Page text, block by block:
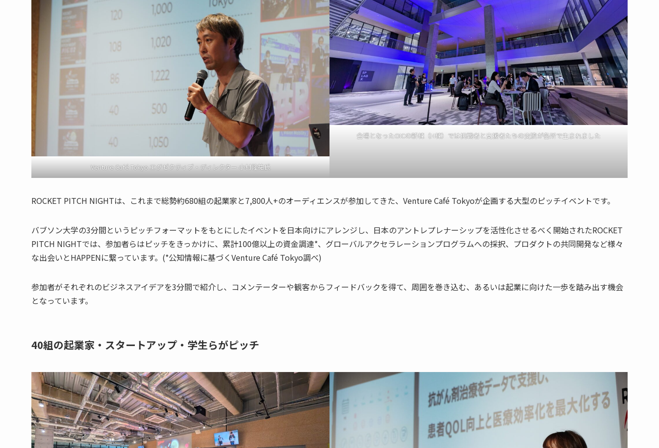
Venture Café Tokyo エグゼクティブ・ディレクター 小村隆祐氏
会場となったOICの新棟（H棟）では挑戦者と支援者たちの交流が各所で生まれました
ROCKET PITCH NIGHTは、これまで総勢約680組の起業家と7,800人+のオーディエンスが参加してきた、Venture Café Tokyoが企画する大型のピッチイベントです。
バブソン大学の3分間というピッチフォーマットをもとにしたイベントを日本向けにアレンジし、日本のアントレプレナーシップを活性化させるべく開始されたROCKET
PITCH NIGHTでは、参加者らはピッチをきっかけに、累計100億以上の資金調達*、グローバルアクセラレーションプログラムへの採択、プロダクトの共同開発など様々
な出会いとHAPPENに繋っています。(*公知情報に基づくVenture Café Tokyo調べ)
参加者がそれぞれのビジネスアイデアを3分間で紹介し、コメンテーターや観客からフィードバックを得て、周囲を巻き込む、あるいは起業に向けた一歩を踏み出す機会
となっています。
40組の起業家・スタートアップ・学生らがピッチ